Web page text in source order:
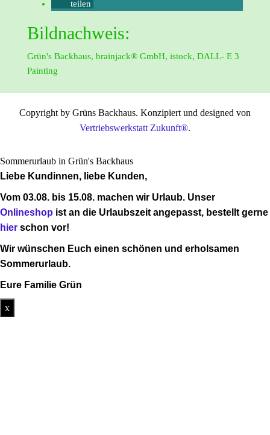
teilen
Bildnachweis:
Grün's Backhaus, brainjack® GmbH, istock, DALL- E 3
Painting
Copyright by Grüns Backhaus. Konzipiert und designed von
Vertriebswerkstatt Zukunft®.
Sommerurlaub in Grün's Backhaus
Liebe Kundinnen, liebe Kunden,
Vom 03.08. bis 15.08. machen wir Urlaub. Unser
Onlineshop ist an die Urlaubszeit angepasst, bestellt gerne
hier schon vor!
Wir wünschen Euch einen schönen und erholsamen
Sommerurlaub.
Eure Familie Grün
x